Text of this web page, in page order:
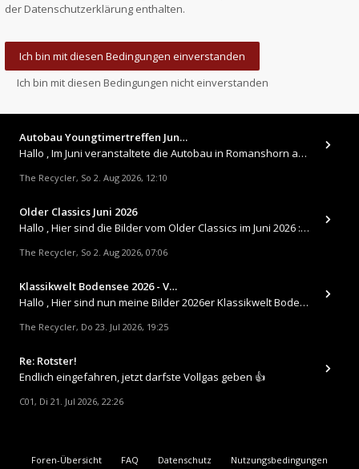
der Datenschutzerklärung enthalten.
Autobau Youngtimertreffen Jun…
Hallo , Im Juni veranstaltete die Autobau in Romanshorn auf ihrem Gelände ein kleines Youngtimertreffen : https://up.
The Recycler, So 2. Aug 2026, 12:10
Older Classics Juni 2026
​Hallo , Hier sind die Bilder vom Older Classics im Juni 2026 : https://up.picr.de/51155940wd.jpg https://up.pic
The Recycler, So 2. Aug 2026, 07:06
Klassikwelt Bodensee 2026 - V…
Hallo , Hier sind nun meine Bilder 2026er Klassikwelt Bodensee 😀 https://up.picr.de/51125547rb.jpg https://up.pi
The Recycler, Do 23. Jul 2026, 19:25
Re: Rotster!
Endlich eingefahren, jetzt darfste Vollgas geben 👍
C01, Di 21. Jul 2026, 22:26
Foren-Übersicht FAQ Datenschutz Nutzungsbedingungen